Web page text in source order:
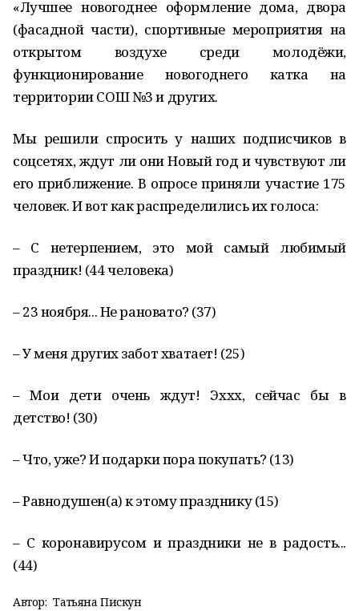
«Лучшее новогоднее оформление дома, двора
(фасадной части), спортивные мероприятия на
открытом воздухе среди молодёжи,
функционирование новогоднего катка на
территории СОШ №3 и других.
Мы решили спросить у наших подписчиков в
соцсетях, ждут ли они Новый год и чувствуют ли
его приближение. В опросе приняли участие 175
человек. И вот как распределились их голоса:
– С нетерпением, это мой самый любимый
праздник! (44 человека)
– 23 ноября... Не рановато? (37)
– У меня других забот хватает! (25)
– Мои дети очень ждут! Эххх, сейчас бы в
детство! (30)
– Что, уже? И подарки пора покупать? (13)
– Равнодушен(а) к этому празднику (15)
– С коронавирусом и праздники не в радость...
(44)
Автор: Татьяна Пискун